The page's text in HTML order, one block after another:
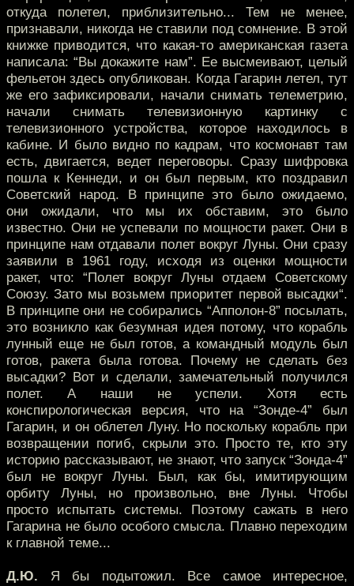
откуда полетел, приблизительно... Тем не менее,
признавали, никогда не ставили под сомнение. В этой
книжке приводится, что какая-то американская газета
написала: “Вы докажите нам”. Ее высмеивают, целый
фельетон здесь опубликован. Когда Гагарин летел, тут
же его зафиксировали, начали снимать телеметрию,
начали снимать телевизионную картинку с
телевизионного устройства, которое находилось в
кабине. И было видно по кадрам, что космонавт там
есть, двигается, ведет переговоры. Сразу шифровка
пошла к Кеннеди, и он был первым, кто поздравил
Советский народ. В принципе это было ожидаемо,
они ожидали, что мы их обставим, это было
известно. Они не успевали по мощности ракет. Они в
принципе нам отдавали полет вокруг Луны. Они сразу
заявили в 1961 году, исходя из оценки мощности
ракет, что: “Полет вокруг Луны отдаем Советскому
Союзу. Зато мы возьмем приоритет первой высадки“.
В принципе они не собирались “Апполон-8” посылать,
это возникло как безумная идея потому, что корабль
лунный еще не был готов, а командный модуль был
готов, ракета была готова. Почему не сделать без
высадки? Вот и сделали, замечательный получился
полет. А наши не успели. Хотя есть
конспирологическая версия, что на “Зонде-4” был
Гагарин, и он облетел Луну. Но поскольку корабль при
возвращении погиб, скрыли это. Просто те, кто эту
историю рассказывают, не знают, что запуск “Зонда-4”
был не вокруг Луны. Был, как бы, имитирующим
орбиту Луны, но произвольно, вне Луны. Чтобы
просто испытать системы. Поэтому сажать в него
Гагарина не было особого смысла. Плавно переходим
к главной теме...
Д.Ю. Я бы подытожил. Все самое интересное,